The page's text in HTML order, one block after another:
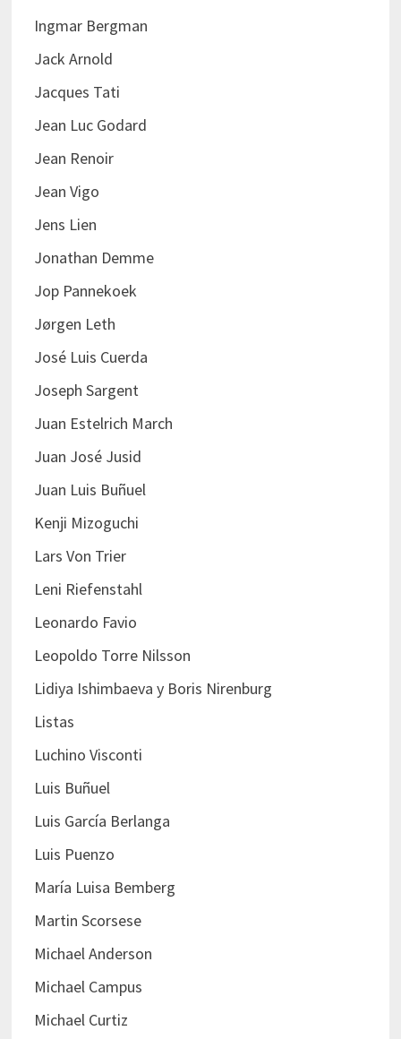
Ingmar Bergman
Jack Arnold
Jacques Tati
Jean Luc Godard
Jean Renoir
Jean Vigo
Jens Lien
Jonathan Demme
Jop Pannekoek
Jørgen Leth
José Luis Cuerda
Joseph Sargent
Juan Estelrich March
Juan José Jusid
Juan Luis Buñuel
Kenji Mizoguchi
Lars Von Trier
Leni Riefenstahl
Leonardo Favio
Leopoldo Torre Nilsson
Lidiya Ishimbaeva y Boris Nirenburg
Listas
Luchino Visconti
Luis Buñuel
Luis García Berlanga
Luis Puenzo
María Luisa Bemberg
Martin Scorsese
Michael Anderson
Michael Campus
Michael Curtiz